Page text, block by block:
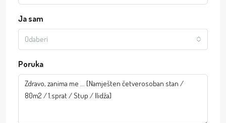
Ja sam
Odaberi
Poruka